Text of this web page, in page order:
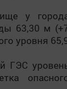
у
63,30 м
уровня
ГЭС